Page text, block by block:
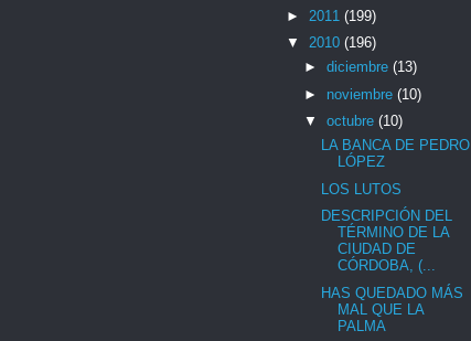
► 2011 (199)
▼ 2010 (196)
► diciembre (13)
► noviembre (10)
▼ octubre (10)
LA BANCA DE PEDRO
LÓPEZ
LOS LUTOS
DESCRIPCIÓN DEL
TÉRMINO DE LA
CIUDAD DE
CÓRDOBA, (...
HAS QUEDADO MÁS
MAL QUE LA
PALMA